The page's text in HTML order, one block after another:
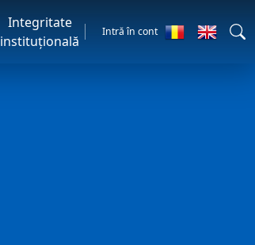
Integritate
instituțională
Intră în cont